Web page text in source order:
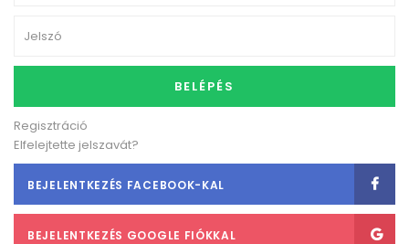
BELÉPÉS
Regisztráció
Elfelejtette jelszavát?
BEJELENTKEZÉS FACEBOOK-KAL
BEJELENTKEZÉS GOOGLE FIÓKKAL